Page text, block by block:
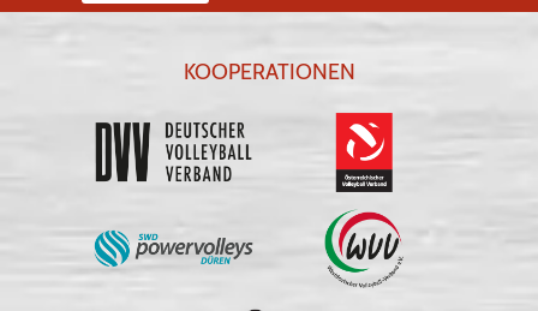
KOOPERATIONEN